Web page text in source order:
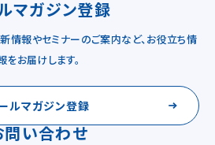
マガジン登録
情報やセミナーのご案内など、お役立ち情
をお届けします。
ルマガジン登録
問い合わせ